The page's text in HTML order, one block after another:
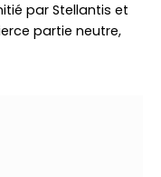
par Stellantis et
partie neutre,